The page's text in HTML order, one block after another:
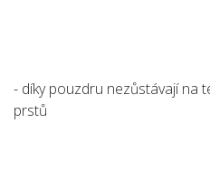
- díky pouzdru nezůstávají na
prstů